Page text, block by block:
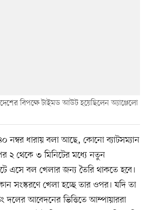
বিপক্ষে টাইমড আউট হয়েছিলেন অ্যাঞ্জেলো
নম্বর ধারায় বলা আছে, কোনো ব্যাটসম্যান
২ থেকে ৩ মিনিটের মধ্যে নতুন
এসে বল খেলার জন্য তৈরি থাকতে হবে।
সংস্করণে খেলা হচ্ছে তার ওপর। যদি তা
দলের আবেদনের ভিত্তিতে আম্পায়াররা